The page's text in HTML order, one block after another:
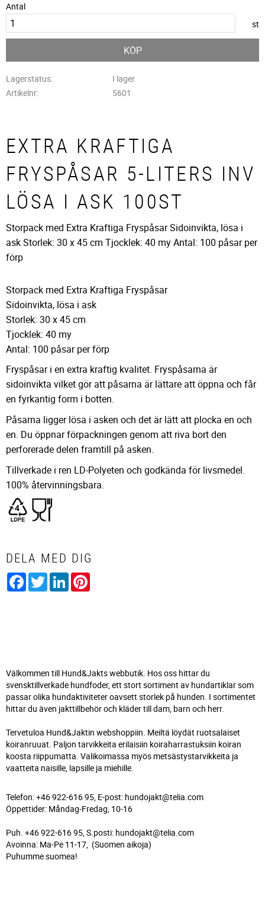
Antal
st
KÖP
Lagerstatus
I lager
Artikelnr
5601
EXTRA KRAFTIGA
FRYSPÅSAR 5-LITERS INV
LÖSA I ASK 100ST
Storpack med Extra Kraftiga Fryspåsar Sidoinvikta, lösa i
ask Storlek: 30 x 45 cm Tjocklek: 40 my Antal: 100 påsar per
förp
Storpack med Extra Kraftiga Fryspåsar
Sidoinvikta, lösa i ask
Storlek: 30 x 45 cm
Tjocklek: 40 my
Antal: 100 påsar per förp
Fryspåsar i en extra kraftig kvalitet. Fryspåsarna är
sidoinvikta vilket gör att påsarna är lättare att öppna och får
en fyrkantig form i botten.
Påsarna ligger lösa i asken och det är lätt att plocka en och
en. Du öppnar förpackningen genom att riva bort den
perforerade delen framtill på asken.
Tillverkade i ren LD-Polyeten och godkända för livsmedel.
100% återvinningsbara.
DELA MED DIG
Facebook
TwitterLinkedIn
Välkommen till Hund&Jakts webbutik. Hos oss hittar du
svensktillverkade hundfoder, ett stort sortiment av hundartiklar som
passar olika hundaktiviteter oavsett storlek på hunden. I sortimentet
hittar du även jakttillbehör och kläder till dam, barn och herr.
Tervetuloa Hund&Jaktin webshoppiin. Meiltä löydät ruotsalaiset
koiranruuat. Paljon tarvikkeita erilaisiin koiraharrastuksiin koiran
koosta riippumatta. Valikoimassa myös metsästystarvikkeita ja
vaatteita naisille, lapsille ja miehille.
Telefon: +46 922-616 95, E-post: hundojakt@telia.com
Öppettider: Måndag-Fredag, 10-16
Puh. +46 922-616 95, S.posti: hundojakt@telia.com
Avoinna: Ma-Pe 11-17, (Suomen aikoja)
Puhumme suomea!